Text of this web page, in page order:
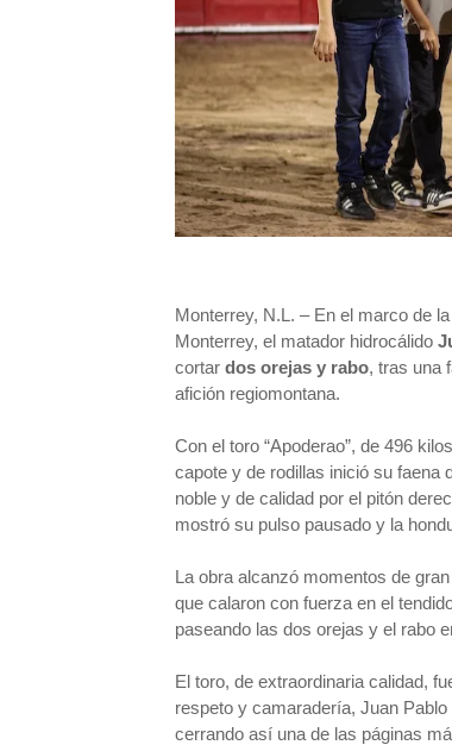
Monterrey, N.L. – En el marco de la
Monterrey, el matador hidrocálido
cortar dos orejas y rabo, tras una
afición regiomontana.
Con el toro “Apoderao”, de 496
capote y de rodillas inició su faena
noble y de calidad por el pitón
mostró su pulso pausado y la
La obra alcanzó momentos de
que calaron con fuerza en el
paseando las dos orejas y el rabo
El toro, de extraordinaria calidad,
respeto y camaradería, Juan
cerrando así una de las páginas